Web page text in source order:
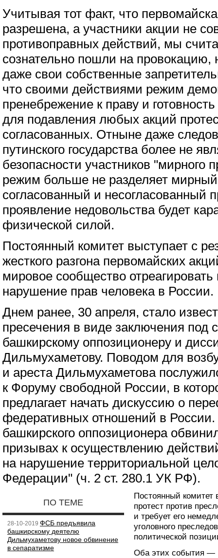
Учитывая тот факт, что
разрешена, а участники акции не
противоправных действий, мы
сознательно пошли на
даже свои собственные
что своими действиями режим
пренебрежение к праву и
для подавления любых акций
согласованных. Отныне даже
путинского государства более не
безопасности участников "мирного
режим больше не разделяет
согласованный и несогласованный
проявление недовольства будет
физической силой.
Постоянный комитет выступает с
жесткого разгона первомайских
мировое сообщество
нарушение прав человека в России.
Днем ранее, 30 апреля, стало
пресечения в виде заключения под
башкирскому оппозиционеру и
Дильмухаметову. Поводом для
и ареста Дильмухаметова
к Форуму свободной России, в
предлагает начать дискуссию о
федеративных отношений в
башкирского оппозиционера
призывах к осуществлению
на нарушение территориальной
Федерации" (ч. 2 ст. 280.1 УК РФ).
ПО ТЕМЕ
28-10-2019 ФСБ предъявила
башкирскому деятелю
Дильмухаметову новое обвинение
в сепаратизме
Постоянный комитет
протест против
и требует его
уголовного
политической
Оба этих события —